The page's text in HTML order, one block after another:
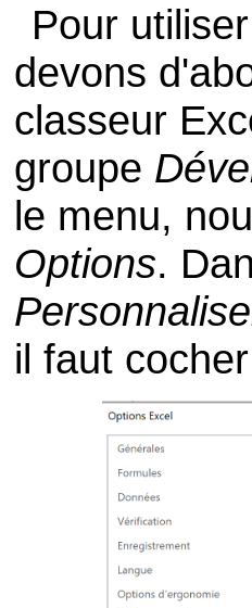
Pour
devons
classeur
groupe
le menu,
Options.
il faut